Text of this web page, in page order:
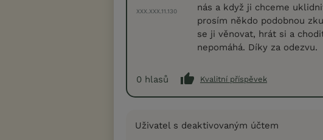
XXX.XXX.11.130
nás a když ji chceme
prosím někdo podobnou
se ji věnovat, hrát si a
nepomáhá. Díky za odezvu.
0 hlasů Kvalitní příspěvek
Uživatel s deaktivovaným účtem